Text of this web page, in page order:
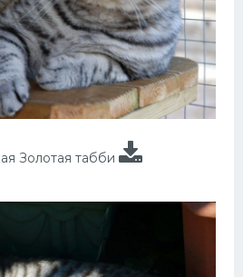
Золотая табби